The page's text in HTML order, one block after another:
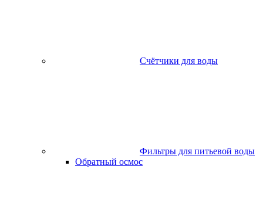
Счётчики для воды
Фильтры для питьевой воды
Обратный осмос